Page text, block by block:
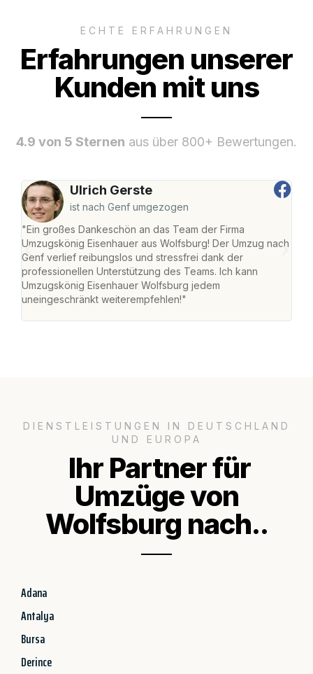
ECHTE ERFAHRUNGEN
Erfahrungen unserer
Kunden mit uns
4.9 von 5 Sternen aus über 800+ Bewertungen.
Ulrich Gerste
ist nach Genf umgezogen
"Ein großes Dankeschön an das Team der Firma
Umzugskönig Eisenhauer aus Wolfsburg! Der Umzug nach
Genf verlief reibungslos und stressfrei dank der
professionellen Unterstützung des Teams. Ich kann
Umzugskönig Eisenhauer Wolfsburg jedem
uneingeschränkt weiterempfehlen!"
DIENSTLEISTUNGEN IN DEUTSCHLAND
UND EUROPA
Ihr Partner für
Umzüge von
Wolfsburg nach..
Adana
Antalya
Bursa
Derince